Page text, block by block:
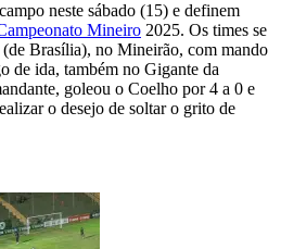
neste sábado (15) e definem
Mineiro 2025. Os times se
Brasília), no Mineirão, com mando
de ida, também no Gigante da
goleou o Coelho por 4 a 0 e
o desejo de soltar o grito de